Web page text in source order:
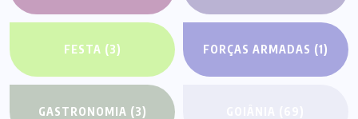
FESTA (3) FORÇAS ARMADAS (1)
GASTRONOMIA (3)